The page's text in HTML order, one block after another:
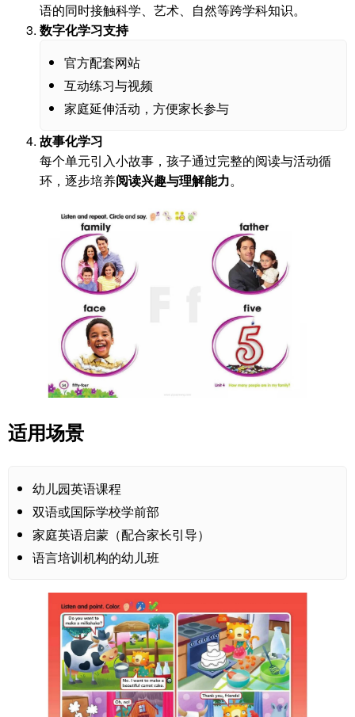
语的同时接触科学、艺术、自然等跨学科知识。
数字化学习支持
官方配套网站
互动练习与视频
家庭延伸活动，方便家长参与
故事化学习
每个单元引入小故事，孩子通过完整的阅读与活动循
环，逐步培养阅读兴趣与理解能力。
适用场景
幼儿园英语课程
双语或国际学校学前部
家庭英语启蒙（配合家长引导）
语言培训机构的幼儿班